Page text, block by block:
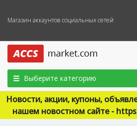
Магазин аккаунтов социальных сетей
Выберите категорию
Новости, акции, купоны,
нашем новостном сайте -